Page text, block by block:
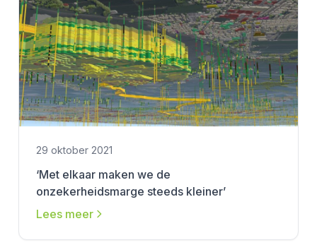
29 oktober 2021
‘Met elkaar maken we de
onzekerheidsmarge steeds kleiner’
Lees meer